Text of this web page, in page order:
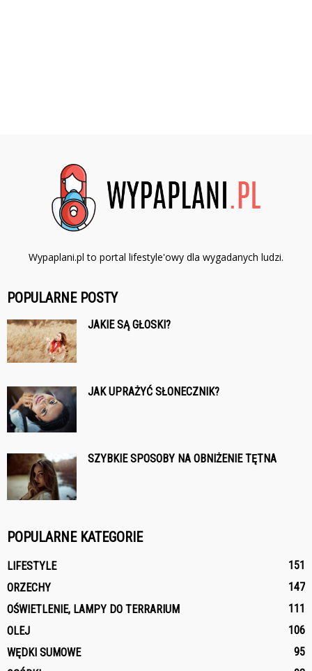
Wypaplani.pl to portal lifestyle'owy dla wygadanych ludzi.
POPULARNE POSTY
JAKIE SĄ GŁOSKI?
JAK UPRAŻYĆ SŁONECZNIK?
SZYBKIE SPOSOBY NA OBNIŻENIE TĘTNA
POPULARNE KATEGORIE
LIFESTYLE
151
ORZECHY
147
OŚWIETLENIE, LAMPY DO TERRARIUM
111
OLEJ
106
WĘDKI SUMOWE
95